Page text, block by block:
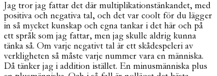
Jag tror jag fattar det där multiplikationstänkandet, med
positiva och negativa tal, och det var coolt för du lägger
in så mycket kunskap och egna tankar i det här och på
ett språk som jag fattar, men jag skulle aldrig kunna
tänka så. Om varje negativt tal är ett skådespeleri av
verkligheten så måste varje nummer vara en människa.
Då tänker jag i addition istället. En minusmänniska plus